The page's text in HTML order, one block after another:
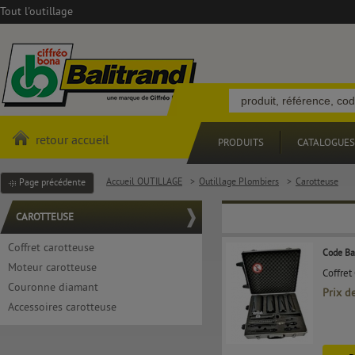
Tout l'outillage
retour accueil PRODUITS CATALOGUES
Page précédente Accueil OUTILLAGE > Outillage Plombiers > Carotteuse
CAROTTEUSE
Coffret carotteuse
Moteur carotteuse
Couronne diamant
Accessoires carotteuse
Code
Coffret
Prix